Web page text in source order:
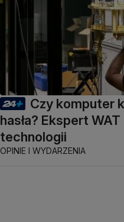
Czy komputer
hasła? Ekspert
technologii
OPINIE I WYDARZENIA